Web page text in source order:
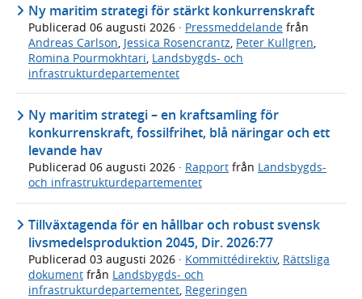
Ny maritim strategi för stärkt konkurrenskraft
Publicerad 06 augusti 2026 · Pressmeddelande från
Andreas Carlson Jessica Rosencrantz Peter Kullgren
Romina Pourmokhtari Landsbygds- och
infrastrukturdepartementet
Ny maritim strategi – en kraftsamling för
konkurrenskraft, fossilfrihet, blå näringar och ett
levande hav
Publicerad 06 augusti 2026 · Rapport från Landsbygds-
och infrastrukturdepartementet
Tillväxtagenda för en hållbar och robust svensk
livsmedelsproduktion 2045, Dir. 2026:77
Publicerad 03 augusti 2026 · Kommittédirektiv, Rättsliga
dokument från Landsbygds- och
infrastrukturdepartementet, Regeringen